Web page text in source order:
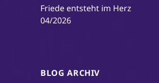
Friede entsteht im Herz
04/2026
BLOG ARCHIV